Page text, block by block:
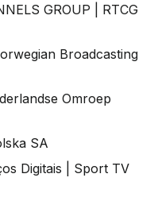
GROUP | RTCG
Broadcasting
Omroep
SA
Digitais | Sport TV